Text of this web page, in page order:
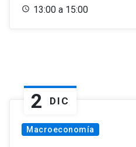
13:00 a 15:00
2 DIC
Macroeconomía